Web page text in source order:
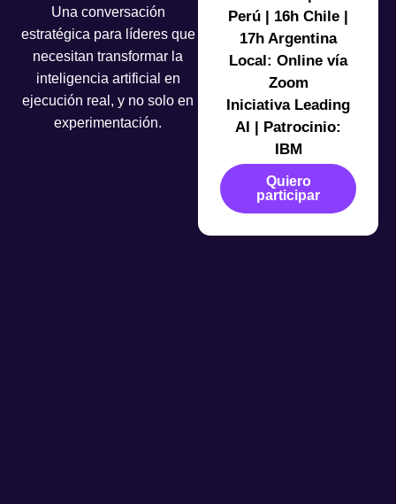
Una conversación
estratégica para líderes que
necesitan transformar la
inteligencia artificial en
ejecución real, y no solo en
experimentación.
Perú | 16h Chile |
17h Argentina
Local: Online vía
Zoom
Iniciativa Leading
AI | Patrocinio:
IBM
Quiero
participar